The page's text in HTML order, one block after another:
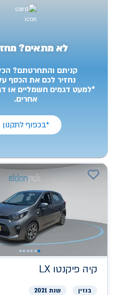
לא מתאים?
קניתם והתחרטתם?
נחזיר לכם את הכסף
*למעט דגמים חשמליים או
אחרים.
*בכפוף לתקנון
קיה פיקנטו LX
בנזין שנת 2021